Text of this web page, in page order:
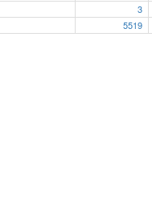
3
5519